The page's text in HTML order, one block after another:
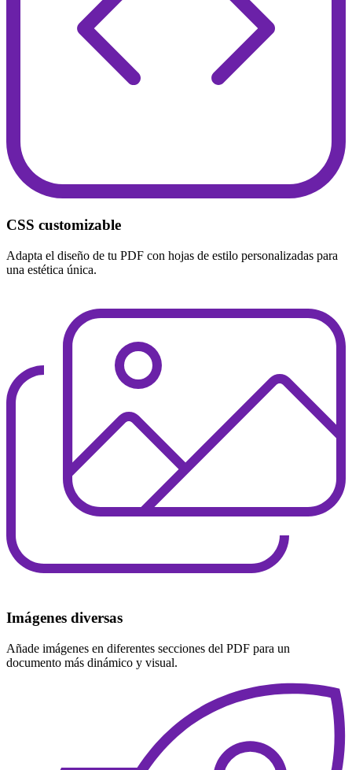
CSS customizable
Adapta el diseño de tu PDF con hojas de estilo personalizadas para
una estética única.
Imágenes diversas
Añade imágenes en diferentes secciones del PDF para un
documento más dinámico y visual.